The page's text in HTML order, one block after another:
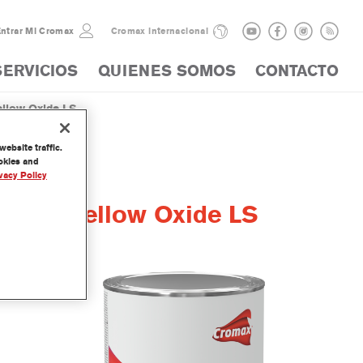
Mi Cromax Cromax internacional
QUIENES SOMOS CONTACTO
Oxide LS
Yellow Oxide LS
traffic.
and
Policy